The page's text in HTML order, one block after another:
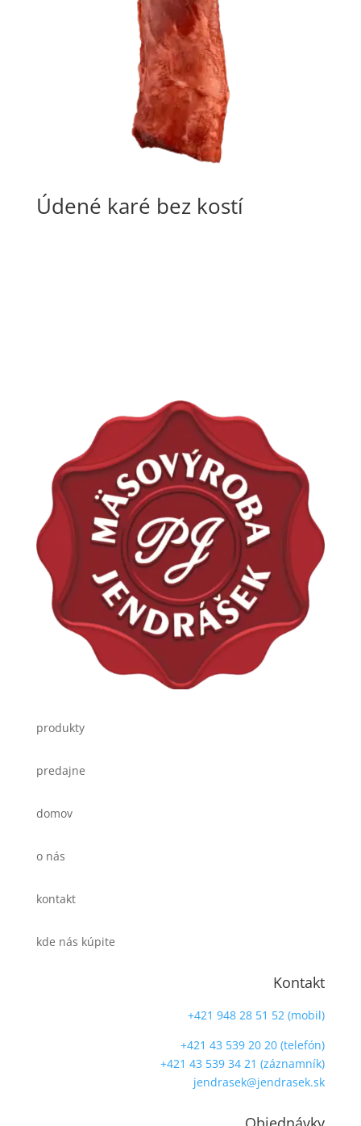
Údené karé bez kostí
produkty
predajne
domov
o nás
kontakt
kde nás kúpite
Kontakt
+421 948 28 51 52 (mobil)
+421 43 539 20 20 (telefón)
+421 43 539 34 21 (záznamník)
jendrasek@jendrasek.sk